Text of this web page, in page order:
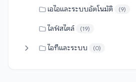
เอไอและระบบอัตโนมัติ (9)
ไลฟ์สไตล์ (19)
ไอทีและระบบ (0)